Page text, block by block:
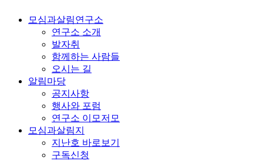
모심과살림연구소
연구소 소개
발자취
함께하는 사람들
오시는 길
알림마당
공지사항
행사와 포럼
연구소 이모저모
모심과살림지
지난호 바로보기
구독신청